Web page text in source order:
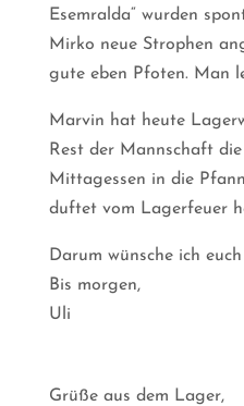
Esemralda“ wurden
Mirko neue Strophen
gute eben Pfoten. Man
Marvin hat heute
Rest der Mannschaft
Mittagessen in die
duftet vom Lagerfeuer
Darum wünsche ich
Bis morgen,
Uli
Grüße aus dem Lager,